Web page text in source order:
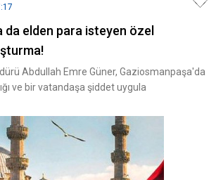
da elden para isteyen özel
Abdullah Emre Güner, Gaziosmanpaşa'da
ve bir vatandaşa şiddet uygula